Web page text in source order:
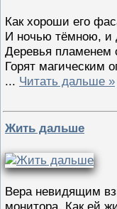
Как хороши его
И ночью тёмною, и
Деревья пламенем
Горят магическим
... Читать дальше »
Жить дальше
Вера невидящим
монитора. Как ей